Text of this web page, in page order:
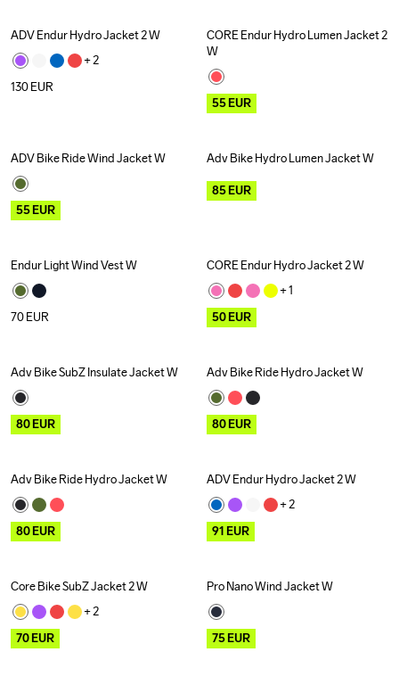
ADV Endur Hydro Jacket 2 W
+ 2
130EUR
Outlet
CORE Endur Hydro Lumen Jacket 2
W
55EUR
Outlet
ADV Bike Ride Wind Jacket W
55EUR
Outlet
Adv Bike Hydro Lumen Jacket W
85EUR
Endur Light Wind Vest W
70EUR
Outlet
CORE Endur Hydro Jacket 2 W
+ 1
50EUR
Outlet
Adv Bike SubZ Insulate Jacket W
80EUR
Outlet
Adv Bike Ride Hydro Jacket W
80EUR
Outlet
Adv Bike Ride Hydro Jacket W
80EUR
Outlet
ADV Endur Hydro Jacket 2 W
+ 2
91 EUR
Outlet
Core Bike SubZ Jacket 2 W
+ 2
70EUR
Outlet
Pro Nano Wind Jacket W
75EUR